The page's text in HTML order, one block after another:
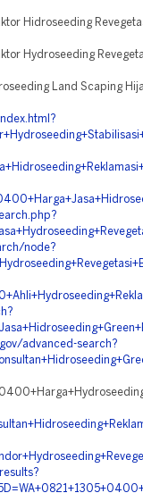
Hidroseeding
Hydroseeding
Land Scaping
node?
advanced-search?